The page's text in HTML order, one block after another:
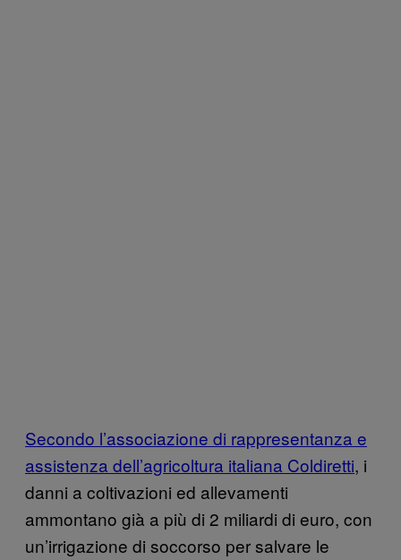
Secondo l’associazione di rappresentanza e
assistenza dell’agricoltura italiana Coldiretti, i
danni a coltivazioni ed allevamenti
ammontano già a più di 2 miliardi di euro, con
un’irrigazione di soccorso per salvare le